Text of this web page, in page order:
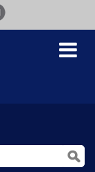
Toggle